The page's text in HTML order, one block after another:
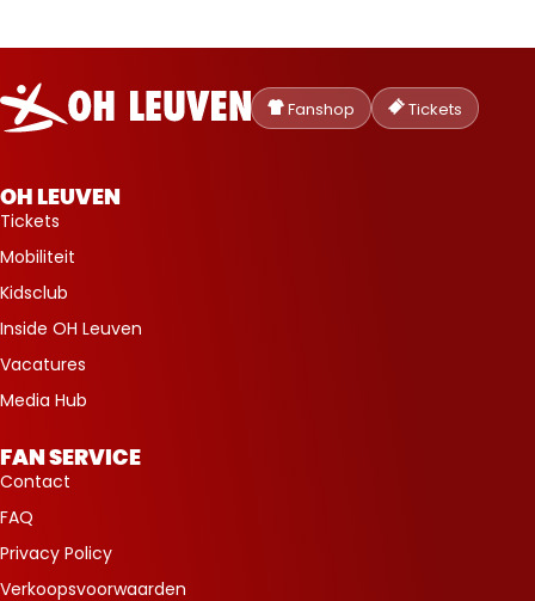
Oud-
Heverlee
Leuven
Fanshop Tickets
OH LEUVEN
Tickets
Mobiliteit
Kidsclub
Inside OH Leuven
Vacatures
Media Hub
FAN SERVICE
Contact
FAQ
Privacy Policy
Verkoopsvoorwaarden